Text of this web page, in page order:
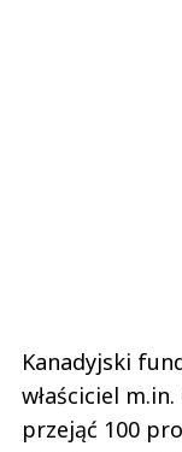
Kanadyjski
właściciel
przejąć 100